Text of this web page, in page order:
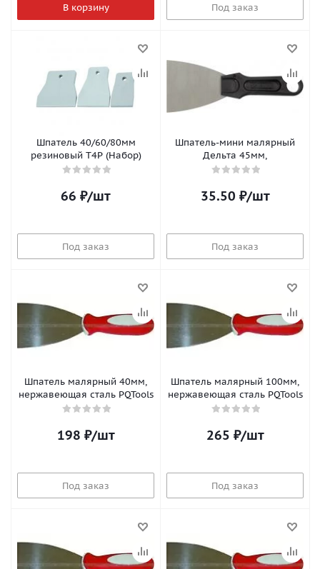
В корзину Под заказ
Шпатель 40/60/80мм
резиновый T4P (Набор)
66 ₽/шт
Под заказ
Шпатель-мини малярный
Дельта 45мм,
35.50 ₽/шт
Под заказ
Шпатель малярный 40мм,
нержавеющая сталь PQTools
198 ₽/шт
Под заказ
Шпатель малярный 100мм,
нержавеющая сталь PQTools
265 ₽/шт
Под заказ